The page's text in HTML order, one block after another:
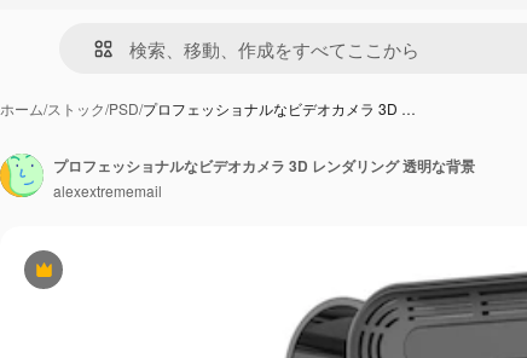
ホーム/ストック/PSD/プロフェッショナルなビデオカメラ 3D …
Premium
プロフェッショナルなビデオカメラ 3D レンダリング 透明な背景
alexextrememail